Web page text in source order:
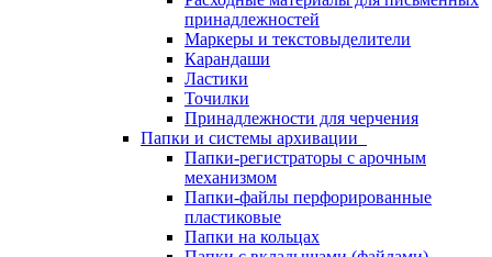
принадлежностей
Маркеры и текстовыделители
Карандаши
Ластики
Точилки
Принадлежности для черчения
Папки и системы архивации
Папки-регистраторы с арочным
механизмом
Папки-файлы перфорированные
пластиковые
Папки на кольцах